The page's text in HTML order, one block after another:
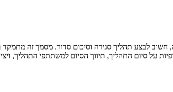
לבצע תהליך סגירה וסיכום סדור. מסמך זה
על סיום התהליך, תיווך הסיום למשתתפי התהליך,